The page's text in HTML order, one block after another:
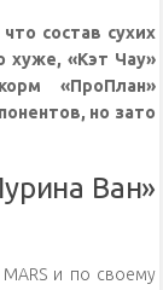
состав сухих
хуже, «Кэт Чау»
«ПроПлан»
но зато
Ван»
и по своему